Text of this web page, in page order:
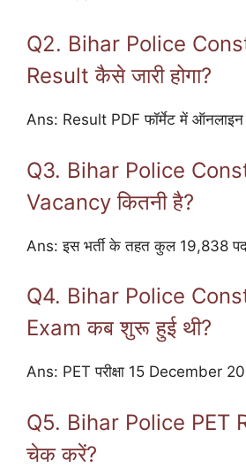
Q2. Bihar Police
Result कैसे जारी होगा?
Ans: Result PDF फॉर्मेट में ऑनलाइन
Q3. Bihar Police
Vacancy कितनी है?
Ans: इस भर्ती के तहत कुल 19,838 पद
Q4. Bihar Police
Exam कब शुरू हुई थी?
Ans: PET परीक्षा 15 December
Q5. Bihar Police PET
चेक करें?